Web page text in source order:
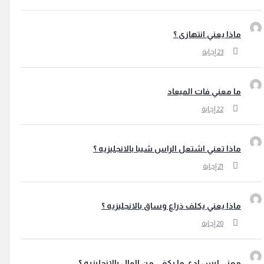
ماذا يعني انتهازى ؟
ما معني فات الميعاد
ماذا تعني اشتعل الراس شيبا بالانجليزيه ؟
ماذا يعني يكلف ذراع وساق بالانجليزيه ؟